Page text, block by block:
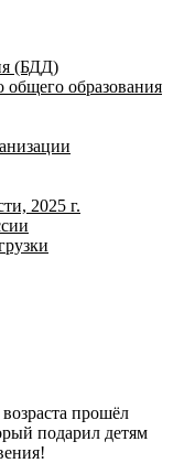
(БДД)
общего образования
2025 г.
прошёл
подарил детям